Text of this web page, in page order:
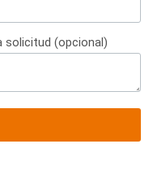
solicitud (opcional)